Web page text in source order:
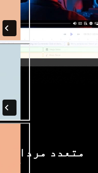
متعدد مردانہ